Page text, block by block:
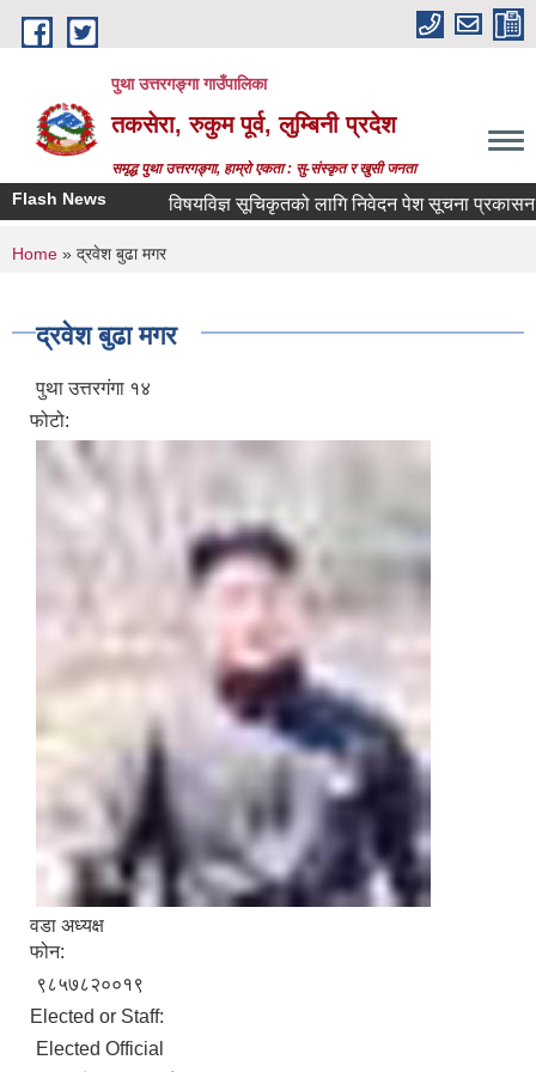
Skip to main content
पुथा उत्तरगङ्गा गाउँपालिका
तकसेरा, रुकुम पूर्व, लुम्बिनी प्रदेश
समृद्ध पुथा उत्तरगङ्गा, हाम्रो एकता : सु-संस्कृत र खुसी जनता
Flash News विषयविज्ञ सूचिकृतको लागि निवेदन पेश सूचना प्रकासन
You are here
Home » द्रवेश बुढा मगर
द्रवेश बुढा मगर
पुथा उत्तरगंगा १४
फोटो:
वडा अध्यक्ष
फोन:
९८५७८२००१९
Elected or Staff:
Elected Official